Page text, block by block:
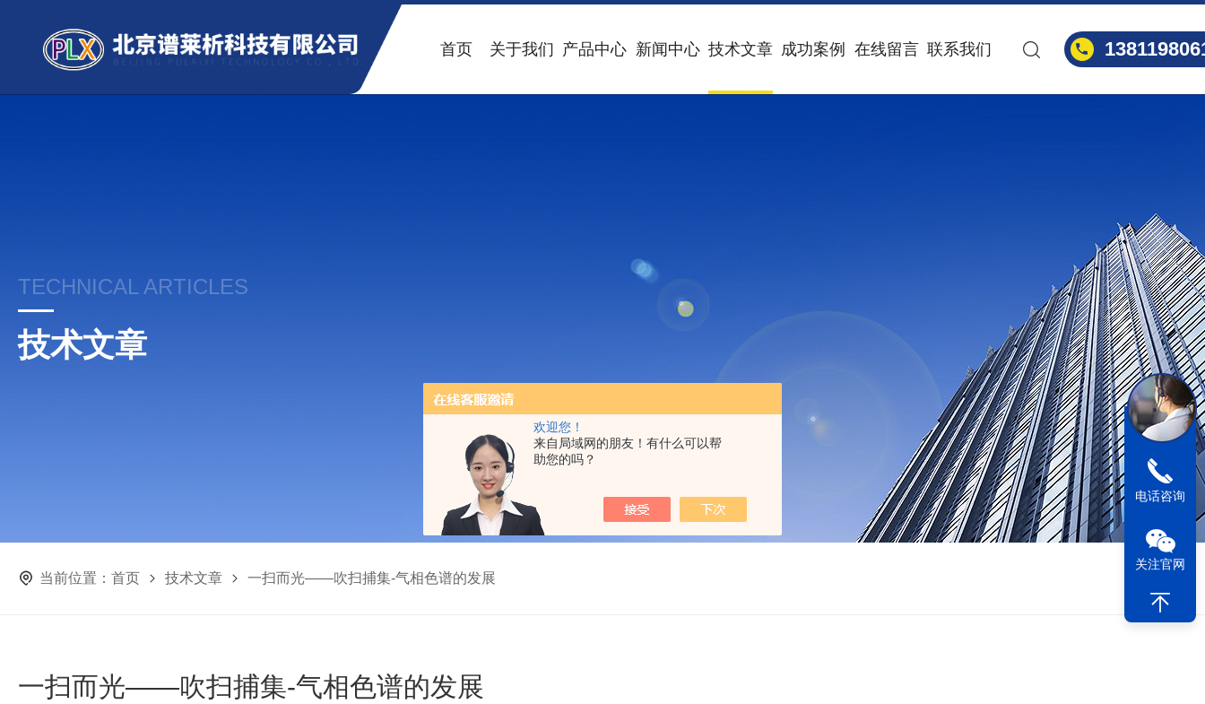
欢迎您！
来自局域网的朋友！有什么可以帮
助您的吗？
首页 关于我们 产品中心 新闻中心 技术文章 成功案例 在线留言 联系我们
TECHNICAL ARTICLES
技术文章
当前位置： 首页 技术文章 一扫而光——吹扫捕集-气相色谱的发展
一扫而光——吹扫捕集-气相色谱的发展
电话咨询
关注官网